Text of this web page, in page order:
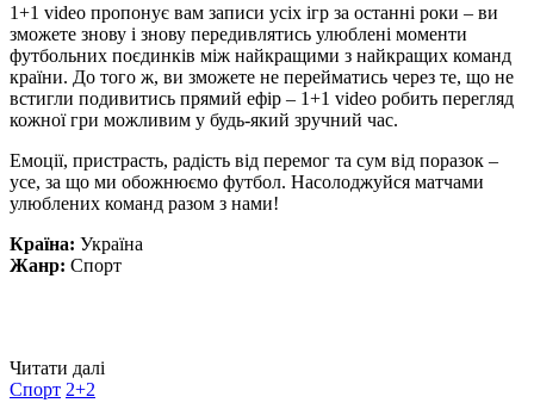
1+1 video пропонує вам записи усіх ігр за останні роки – ви
зможете знову і знову передивлятись улюблені моменти
футбольних поєдинків між найкращими з найкращих команд
країни. До того ж, ви зможете не перейматись через те, що не
встигли подивитись прямий ефір – 1+1 video робить перегляд
кожної гри можливим у будь-який зручний час.
Емоції, пристрасть, радість від перемог та сум від поразок –
усе, за що ми обожнюємо футбол. Насолоджуйся матчами
улюблених команд разом з нами!
Країна: Україна
Жанр: Спорт
Читати далі
Спорт 2+2